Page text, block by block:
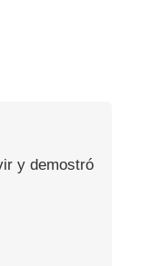
y demostró